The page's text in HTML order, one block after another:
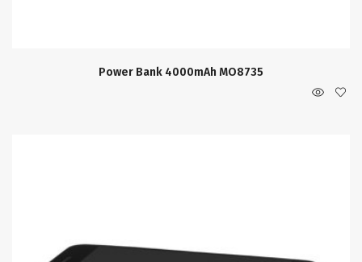
Power Bank 4000mAh MO8735